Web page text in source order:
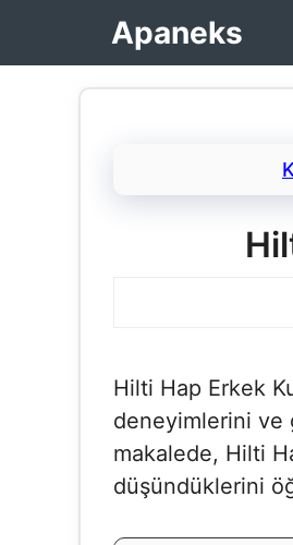
Apaneks
Hilti Hap Erkek
deneyimlerini ve
makalede, Hilti
düşündüklerini